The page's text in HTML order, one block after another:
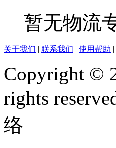
暂无物流
关于我们 | 联系我们 | 使用帮助 |
Copyright ©
rights
络